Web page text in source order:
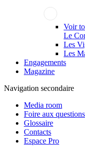
Voir
Le
Les
Les
Engagements
Magazine
Navigation secondaire
Media room
Foire aux questions
Glossaire
Contacts
Espace Pro